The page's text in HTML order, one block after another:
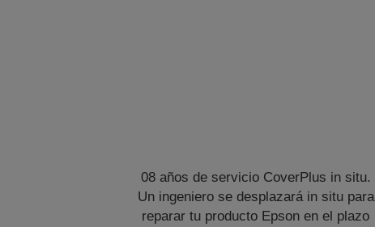
08 años de servicio CoverPlus in situ.
Un ingeniero se desplazará in situ para
reparar tu producto Epson en el plazo